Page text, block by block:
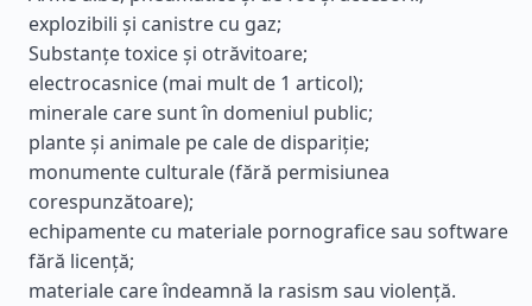
explozibili și canistre cu gaz;
Substanțe toxice și otrăvitoare;
electrocasnice (mai mult de 1 articol);
minerale care sunt în domeniul public;
plante și animale pe cale de dispariție;
monumente culturale (fără permisiunea
corespunzătoare);
echipamente cu materiale pornografice sau software
fără licență;
materiale care îndeamnă la rasism sau violență.